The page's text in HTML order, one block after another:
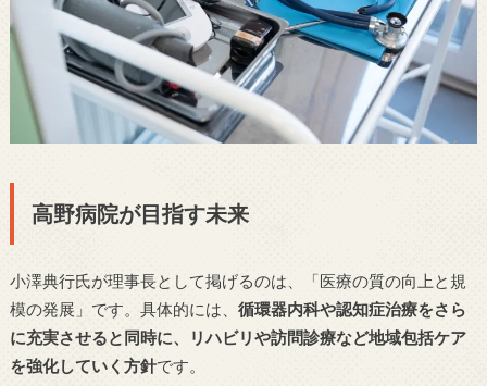
高野病院が目指す未来
小澤典行氏が理事長として掲げるのは、「医療の質の向上と規
模の発展」です。具体的には、 循環器内科や認知症治療をさら
に充実させると同時に、リハビリや訪問診療など地域包括ケア
を強化していく方針です。